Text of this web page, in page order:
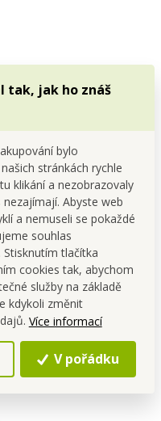
tak, jak ho znáš
bylo
stránkách rychle
klikání a nezobrazovaly
Abyste web
a nemuseli se pokaždé
souhlas
tlačítka
cookies tak, abychom
služby na základě
kdykoli změnit
Více informací
V pořádku
v České Skalici.
kvalitu a